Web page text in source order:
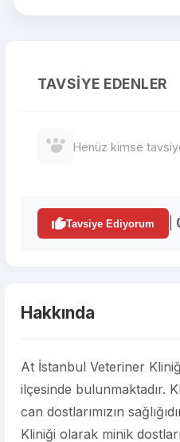
TAVSIYE EDENLER
Henüz kimse
Tavsiye Ediyorum
Hakkında
At İstanbul Veteriner
ilçesinde bulunmaktadır.
can dostlarımızın
Kliniği olarak minik